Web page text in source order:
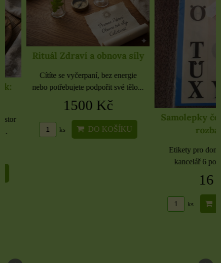
Rituál Zdraví a obnova síly
Cítíte se vyčerpaní, bez energie
nebo potřebujete podpořit své tělo...
1500 Kč
DO KOŠÍKU
Samolepky černé
rozbaleno
Etikety pro
kancelář 6 použitých
16 Kč
DO